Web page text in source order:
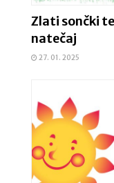
Zlati sončki
natečaj
27. 01. 2025